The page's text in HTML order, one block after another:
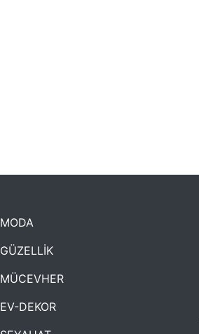
MODA
GÜZELLİK
MÜCEVHER
EV-DEKOR